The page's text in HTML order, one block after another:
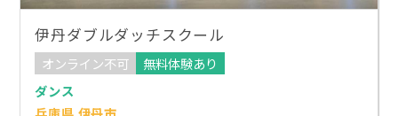
伊丹ダブルダッチスクール
オンライン不可
無料体験あり
ダンス